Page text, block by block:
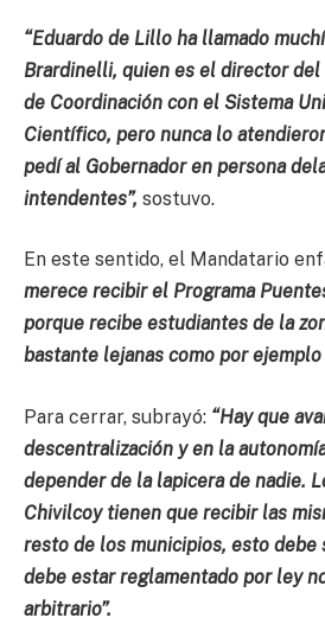
“Eduardo de Lillo ha llamado
Brardinelli, quien es el director
de Coordinación con el Sistema
Científico, pero nunca lo
pedí al Gobernador en persona
intendentes”, sostuvo.
En este sentido, el Mandatario
merece recibir el Programa
porque recibe estudiantes de la
bastante lejanas como por ejemplo
Para cerrar, subrayó: “Hay que
descentralización y en la
depender de la lapicera de nadie.
Chivilcoy tienen que recibir las
resto de los municipios, esto debe
debe estar reglamentado por ley
arbitrario”.